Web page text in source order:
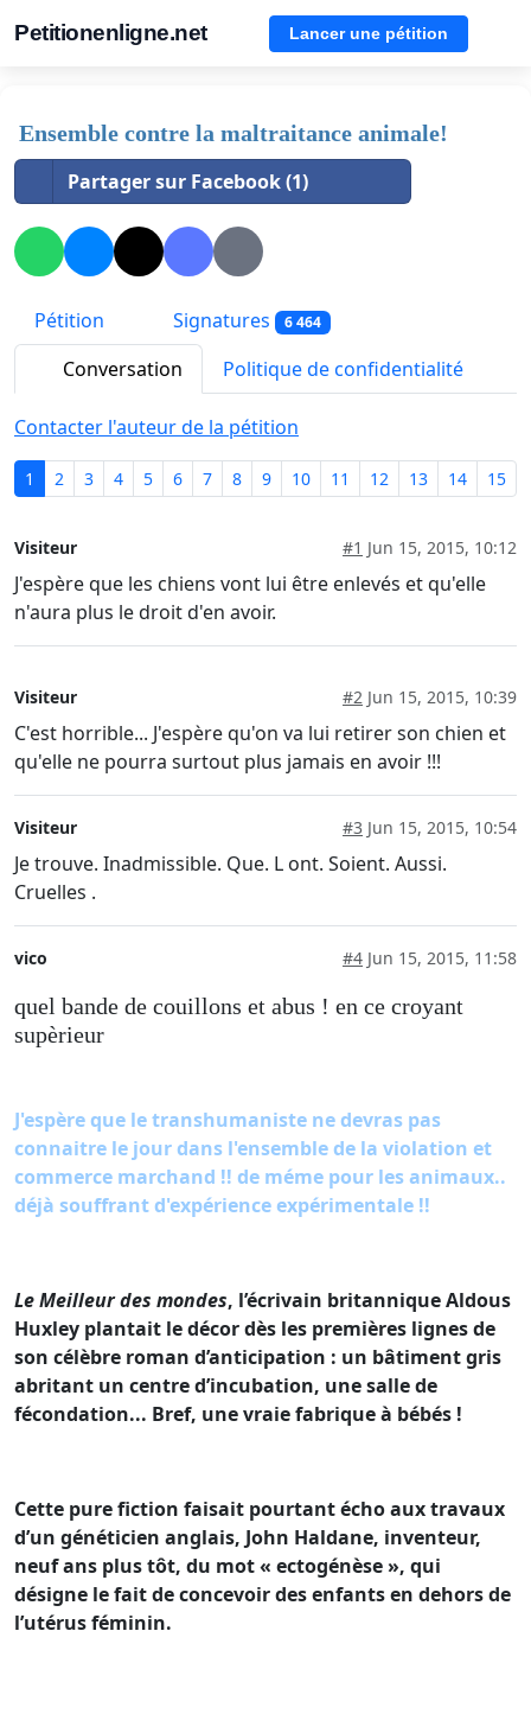
Petitionenligne.net Lancer une pétition
Ensemble contre la maltraitance animale!
Partager sur Facebook (1)
Pétition Signatures 6 464
Conversation Politique de confidentialité
Contacter l'auteur de la pétition
1 2 3 4 5 6 7 8 9 10 11 12 13 14 15
Visiteur #1 Jun 15, 2015, 10:12
J'espère que les chiens vont lui être enlevés et qu'elle
n'aura plus le droit d'en avoir.
Visiteur #2 Jun 15, 2015, 10:39
C'est horrible... J'espère qu'on va lui retirer son chien et
qu'elle ne pourra surtout plus jamais en avoir !!!
Visiteur #3 Jun 15, 2015, 10:54
Je trouve. Inadmissible. Que. L ont. Soient. Aussi.
Cruelles .
vico #4 Jun 15, 2015, 11:58
quel bande de couillons et abus ! en ce croyant
supèrieur
J'espère que le transhumaniste ne devras pas
connaitre le jour dans l'ensemble de la violation et
commerce marchand !! de méme pour les animaux..
déjà souffrant d'expérience expérimentale !!
Le Meilleur des mondes, l’écrivain britannique Aldous
Huxley plantait le décor dès les premières lignes de
son célèbre roman d’anticipation : un bâtiment gris
abritant un centre d’incubation, une salle de
fécondation... Bref, une vraie fabrique à bébés !
Cette pure fiction faisait pourtant écho aux travaux
d’un généticien anglais, John Haldane, inventeur,
neuf ans plus tôt, du mot « ectogénèse », qui
désigne le fait de concevoir des enfants en dehors de
l’utérus féminin.